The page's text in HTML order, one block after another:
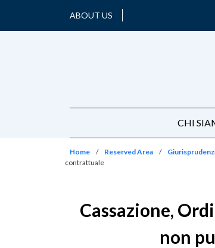
ABOUT US
CHI
Home / Reserved Area /
contrattuale
Cassazione,
non